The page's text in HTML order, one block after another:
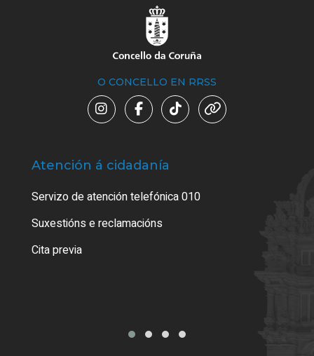
O CONCELLO EN RRSS
Atención á cidadanía
Servizo de atención telefónica 010
Suxestións e reclamacións
Cita previa